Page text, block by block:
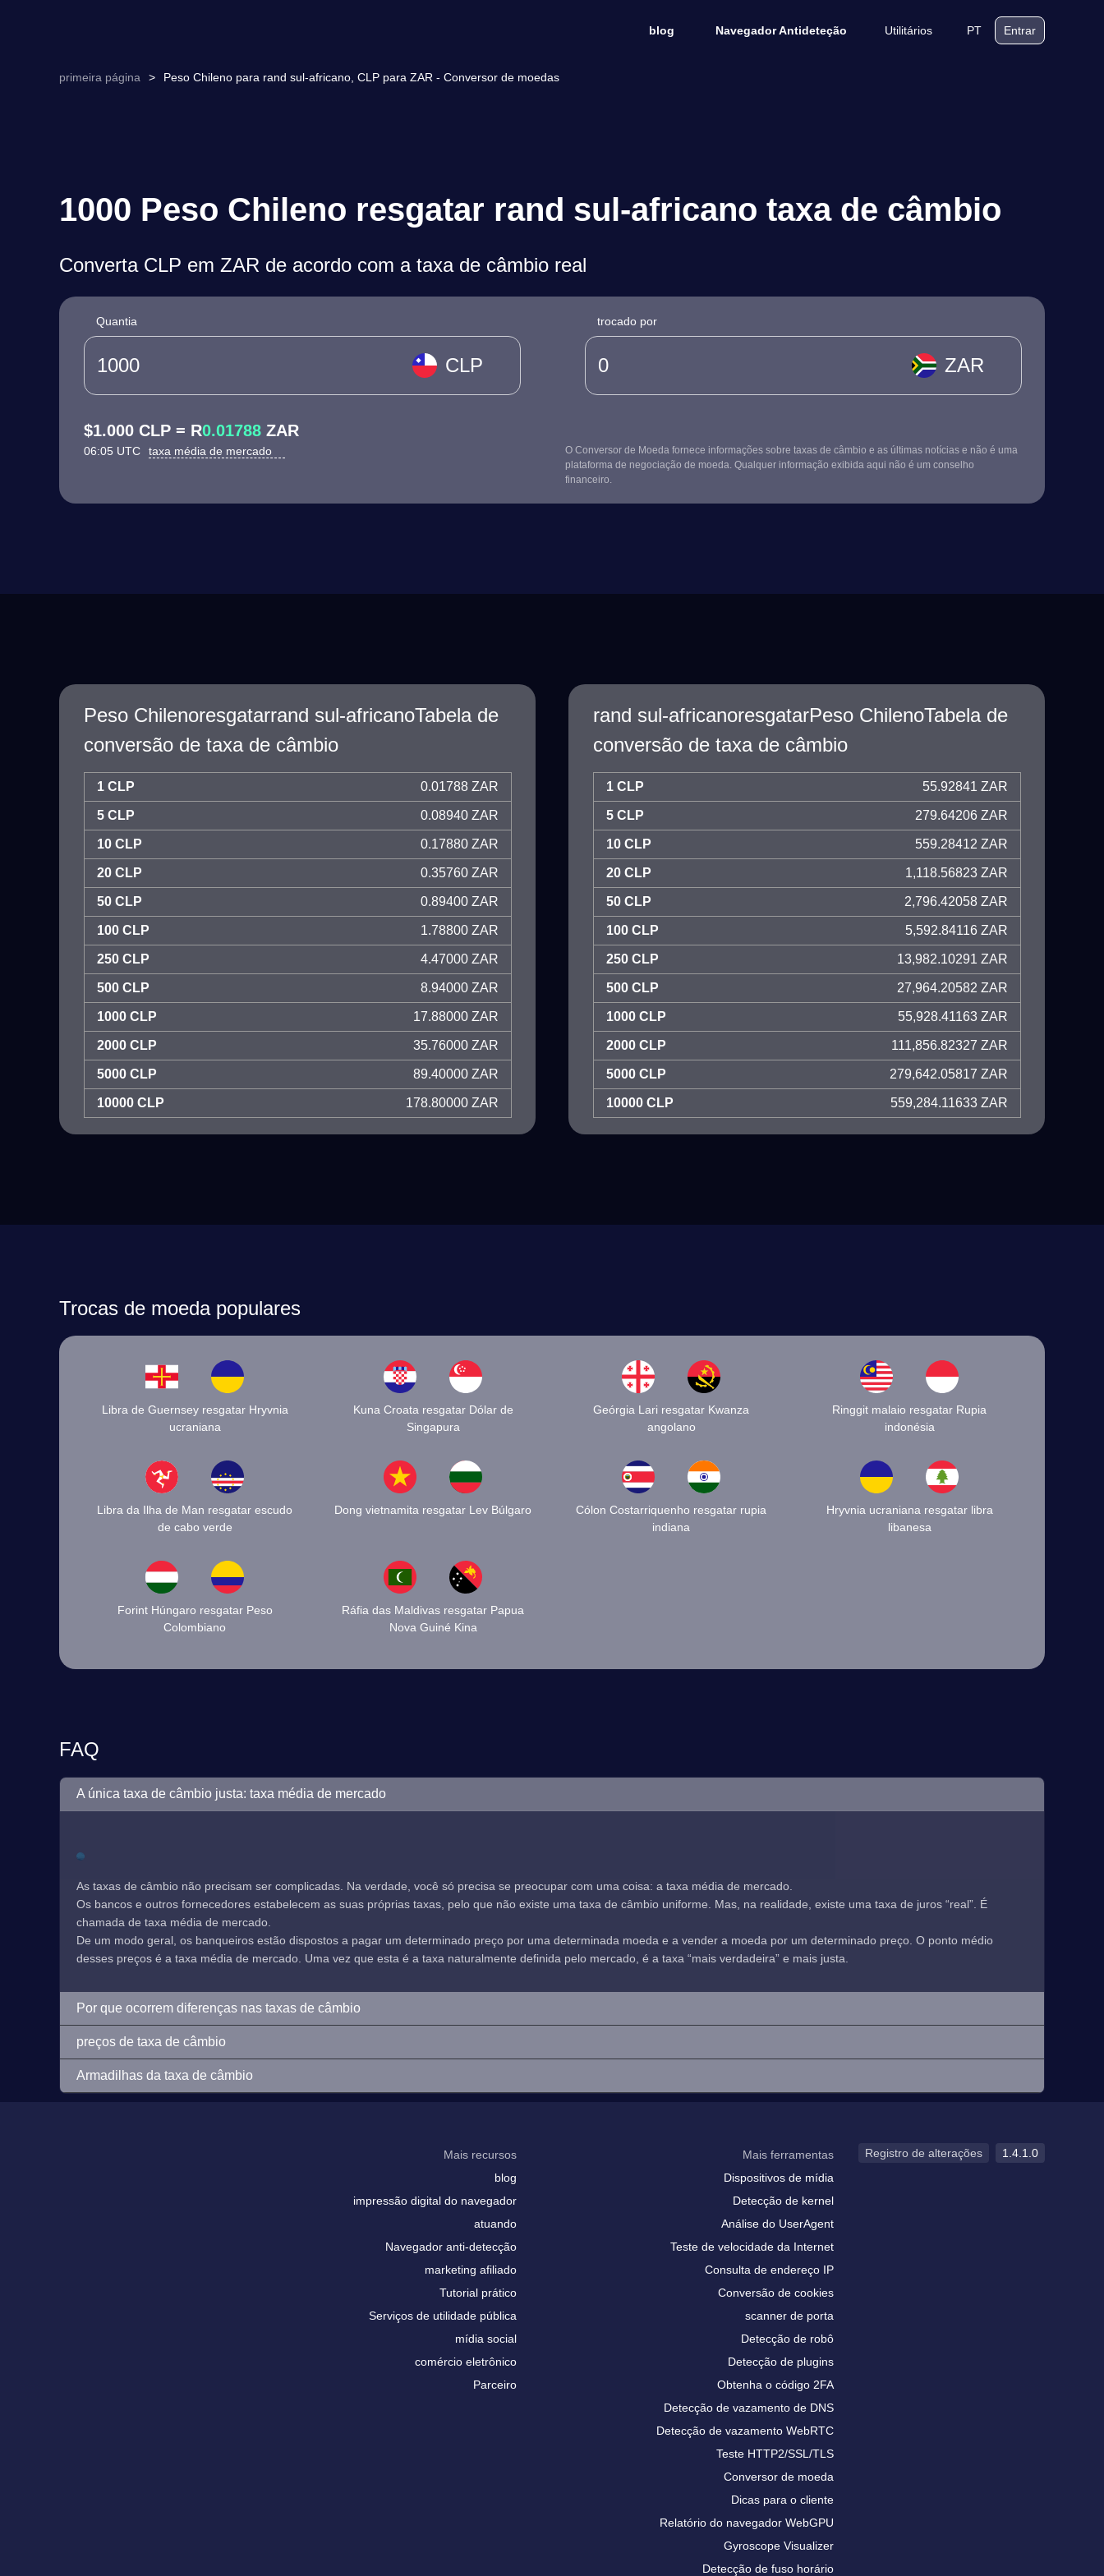
blog Navegador Antideteção Utilitários PT Entrar
primeira página > Peso Chileno para rand sul-africano, CLP para ZAR - Conversor de moedas
1000 Peso Chileno resgatar rand sul-africano taxa de câmbio
Converta CLP em ZAR de acordo com a taxa de câmbio real
Quantia
CLP
trocado por
ZAR
$1.000 CLP = R0.01788 ZAR
06:05 UTC taxa média de mercado
O Conversor de Moeda fornece informações sobre taxas de câmbio e as últimas notícias e não é uma
plataforma de negociação de moeda. Qualquer informação exibida aqui não é um conselho
financeiro.
Peso Chilenoresgatarrand sul-africanoTabela de
conversão de taxa de câmbio
1 CLP 0.01788 ZAR
5 CLP 0.08940 ZAR
10 CLP 0.17880 ZAR
20 CLP 0.35760 ZAR
50 CLP 0.89400 ZAR
100 CLP 1.78800 ZAR
250 CLP 4.47000 ZAR
500 CLP 8.94000 ZAR
1000 CLP 17.88000 ZAR
2000 CLP 35.76000 ZAR
5000 CLP 89.40000 ZAR
10000 CLP 178.80000 ZAR
rand sul-africanoresgatarPeso ChilenoTabela de
conversão de taxa de câmbio
1 CLP 55.92841 ZAR
5 CLP 279.64206 ZAR
10 CLP 559.28412 ZAR
20 CLP 1,118.56823 ZAR
50 CLP 2,796.42058 ZAR
100 CLP 5,592.84116 ZAR
250 CLP 13,982.10291 ZAR
500 CLP 27,964.20582 ZAR
1000 CLP 55,928.41163 ZAR
2000 CLP 111,856.82327 ZAR
5000 CLP 279,642.05817 ZAR
10000 CLP 559,284.11633 ZAR
Trocas de moeda populares
Libra de Guernsey resgatar Hryvnia
ucraniana
Kuna Croata resgatar Dólar de
Singapura
Geórgia Lari resgatar Kwanza
angolano
Ringgit malaio resgatar Rupia
indonésia
Libra da Ilha de Man resgatar escudo
de cabo verde
Dong vietnamita resgatar Lev Búlgaro
Cólon Costarriquenho resgatar rupia
indiana
Hryvnia ucraniana resgatar libra
libanesa
Forint Húngaro resgatar Peso
Colombiano
Ráfia das Maldivas resgatar Papua
Nova Guiné Kina
FAQ
A única taxa de câmbio justa: taxa média de mercado
As taxas de câmbio não precisam ser complicadas. Na verdade, você só precisa se preocupar com uma coisa: a taxa média de mercado.
Os bancos e outros fornecedores estabelecem as suas próprias taxas, pelo que não existe uma taxa de câmbio uniforme. Mas, na realidade, existe uma taxa de juros “real”. É
chamada de taxa média de mercado.
De um modo geral, os banqueiros estão dispostos a pagar um determinado preço por uma determinada moeda e a vender a moeda por um determinado preço. O ponto médio
desses preços é a taxa média de mercado. Uma vez que esta é a taxa naturalmente definida pelo mercado, é a taxa “mais verdadeira” e mais justa.
Por que ocorrem diferenças nas taxas de câmbio
preços de taxa de câmbio
Armadilhas da taxa de câmbio
Mais recursos
blog
impressão digital do navegador
atuando
Navegador anti-detecção
marketing afiliado
Tutorial prático
Serviços de utilidade pública
mídia social
comércio eletrônico
Parceiro
Mais ferramentas
Dispositivos de mídia
Detecção de kernel
Análise do UserAgent
Teste de velocidade da Internet
Consulta de endereço IP
Conversão de cookies
scanner de porta
Detecção de robô
Detecção de plugins
Obtenha o código 2FA
Detecção de vazamento de DNS
Detecção de vazamento WebRTC
Teste HTTP2/SSL/TLS
Conversor de moeda
Dicas para o cliente
Relatório do navegador WebGPU
Gyroscope Visualizer
Detecção de fuso horário
Registro de alterações 1.4.1.0